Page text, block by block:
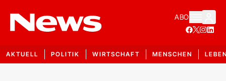
ABO
AKTUELL POLITIK WIRTSCHAFT MENSCHEN